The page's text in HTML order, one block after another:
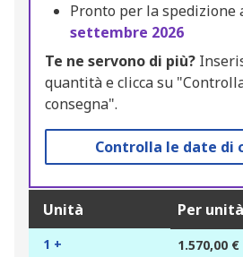
Pronto per la spedizione
settembre 2026
Te ne servono di più?
quantità e clicca su
consegna".
Controlla le date di
Unità Per unità
1 + 1.570,00 €